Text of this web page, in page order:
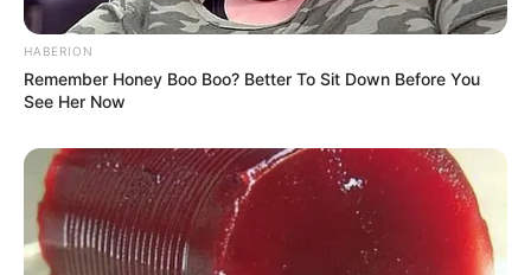
HABERION
Remember Honey Boo Boo? Better To Sit Down Before You
See Her Now